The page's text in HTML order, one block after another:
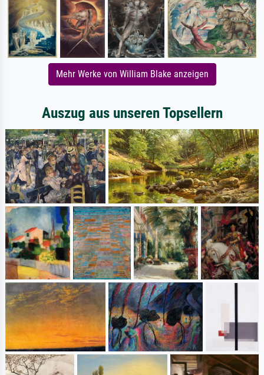
Mehr Werke von William Blake anzeigen
Auszug aus unseren Topsellern